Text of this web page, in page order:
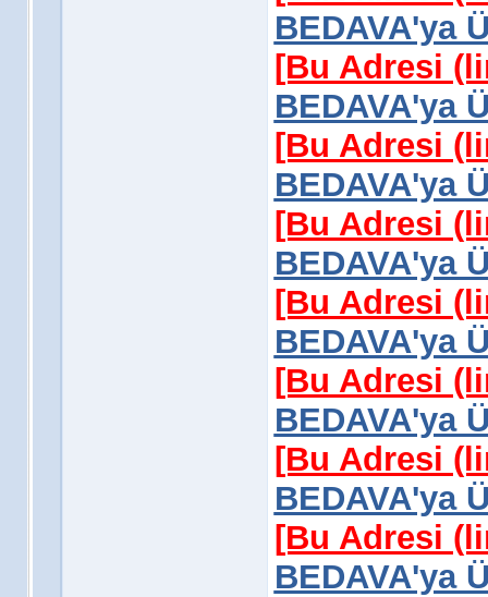
BEDAVA'ya
[Bu Adresi
BEDAVA'ya
[Bu Adresi
BEDAVA'ya
[Bu Adresi
BEDAVA'ya
[Bu Adresi
BEDAVA'ya
[Bu Adresi
BEDAVA'ya
[Bu Adresi
BEDAVA'ya
[Bu Adresi
BEDAVA'ya